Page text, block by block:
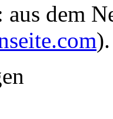
aus dem
).